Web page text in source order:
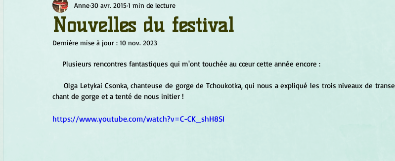
Chamanisme Champignons Conscience
Fleurs de Bach Géométrie sacrée
Objets de pouvoir Ogham Petit Peuple Plantes Pleines Lunes Santé Stages Tarot
Nouvelles du festival
Anne30 avr. 20151 min de lecture
Dernière mise à jour : 10 nov. 2023
     Plusieurs rencontres fantastiques qui m'ont touchée au cœur cette année encore :
     Olga Letykai Csonka, chanteuse de gorge de Tchoukotka, qui nous a expliqué les trois niveaux de transe liés au
chant de gorge et a tenté de nous initier !
https://www.youtube.com/watch?v=C-CK_shH8SI